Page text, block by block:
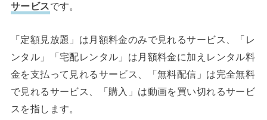
サービスです。
「定額見放題」は月額料金のみで見れるサービス、「レ
ンタル」「宅配レンタル」は月額料金に加えレンタル料
金を支払って見れるサービス、「無料配信」は完全無料
で見れるサービス、「購入」は動画を買い切れるサービ
スを指します。